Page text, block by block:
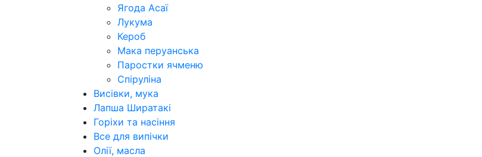
Ягода Асаї
Лукума
Кероб
Мака перуанська
Паростки ячменю
Спіруліна
Висівки, мука
Лапша Ширатакі
Горіхи та насіння
Все для випічки
Олії, масла